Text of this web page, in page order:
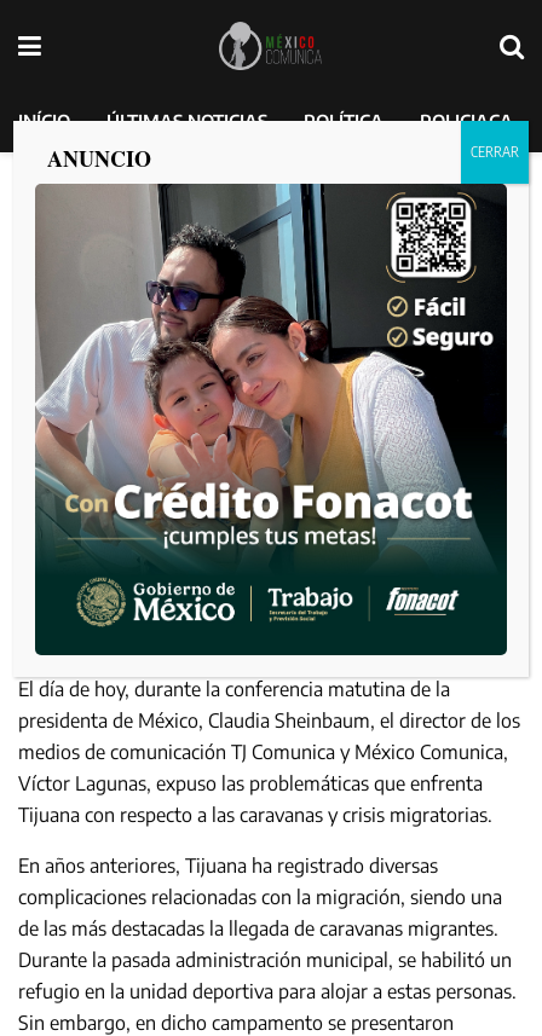
INÍCIO ÚLTIMAS NOTICIAS POLÍTICA POLICIACA
Sheinbaum responde a preocupaciones
por crisis migratoria en Tijuana
por MEXICO COMUNICA 2025-01-21
El día de hoy, durante la conferencia matutina de la
presidenta de México, Claudia Sheinbaum, el director de los
medios de comunicación TJ Comunica y México Comunica,
Víctor Lagunas, expuso las problemáticas que enfrenta
Tijuana con respecto a las caravanas y crisis migratorias.
En años anteriores, Tijuana ha registrado diversas
complicaciones relacionadas con la migración, siendo una
de las más destacadas la llegada de caravanas migrantes.
Durante la pasada administración municipal, se habilitó un
refugio en la unidad deportiva para alojar a estas personas.
Sin embargo, en dicho campamento se presentaron
ANUNCIO